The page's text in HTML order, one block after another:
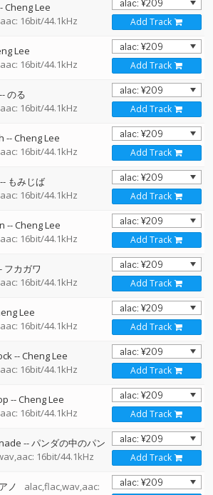
Cheng Lee
16bit/44.1kHz
Add Track
Lee
16bit/44.1kHz
Add Track
--のる
16bit/44.1kHz
Add Track
--Cheng Lee
16bit/44.1kHz
Add Track
-- もみじば
16bit/44.1kHz
Add Track
--Cheng Lee
16bit/44.1kHz
Add Track
フカガワ
16bit/44.1kHz
Add Track
Lee
16bit/44.1kHz
Add Track
--Cheng Lee
16bit/44.1kHz
Add Track
--Cheng Lee
16bit/44.1kHz
Add Track
--パンダの中のパン
16bit/44.1kHz Add Track
ノ
alac,flac,wav,aac: